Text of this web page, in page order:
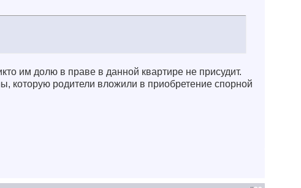
им долю в праве в данной квартире не присудит.
которую родители вложили в приобретение спорной